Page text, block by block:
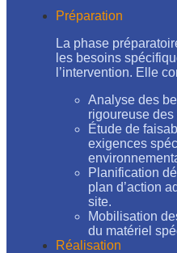
Préparation
La phase
les besoins
l’intervention. Elle
Analyse des
rigoureuse
Étude de
exigences
Planification
plan d’action
site.
Mobilisation
du matériel
Réalisation